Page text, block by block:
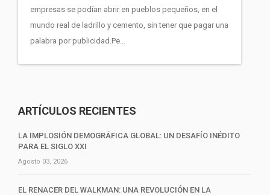
empresas se podían abrir en pueblos pequeños, en el
mundo real de ladrillo y cemento, sin tener que pagar una
palabra por publicidad.Pe...
ARTÍCULOS RECIENTES
LA IMPLOSIÓN DEMOGRÁFICA GLOBAL: UN DESAFÍO INÉDITO
PARA EL SIGLO XXI
Agosto 03, 2026
EL RENACER DEL WALKMAN: UNA REVOLUCIÓN EN LA